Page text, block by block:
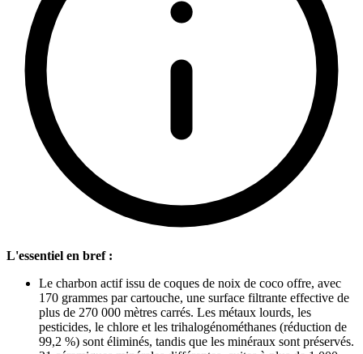
L'essentiel en bref :
Le charbon actif issu de coques de noix de coco offre, avec
170 grammes par cartouche, une surface filtrante effective de
plus de 270 000 mètres carrés. Les métaux lourds, les
pesticides, le chlore et les trihalogénométhanes (réduction de
99,2 %) sont éliminés, tandis que les minéraux sont préservés.